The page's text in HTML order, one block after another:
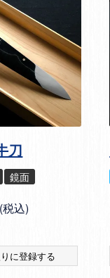
刀
鏡面
税込
に登録する